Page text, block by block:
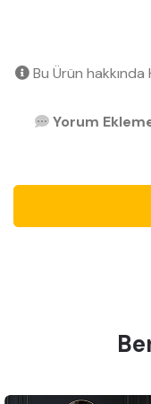
Bu Ürün hakkında
Yorum